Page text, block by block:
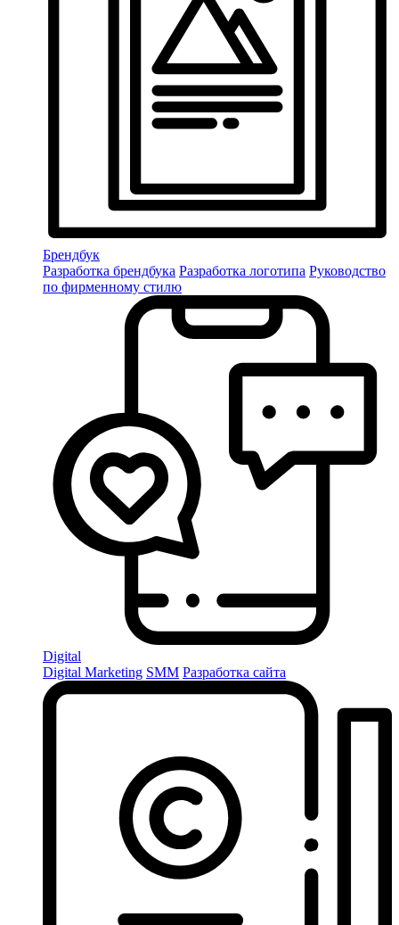
Брендбук
Разработка брендбука Разработка логотипа Руководство
по фирменному стилю
Digital
Digital Marketing SMM Разработка сайта